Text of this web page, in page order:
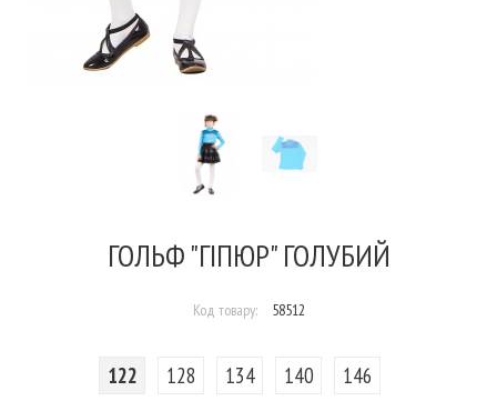
ГОЛЬФ "ГІПЮР" ГОЛУБИЙ
Код товару: 58512
122 128 134 140
146